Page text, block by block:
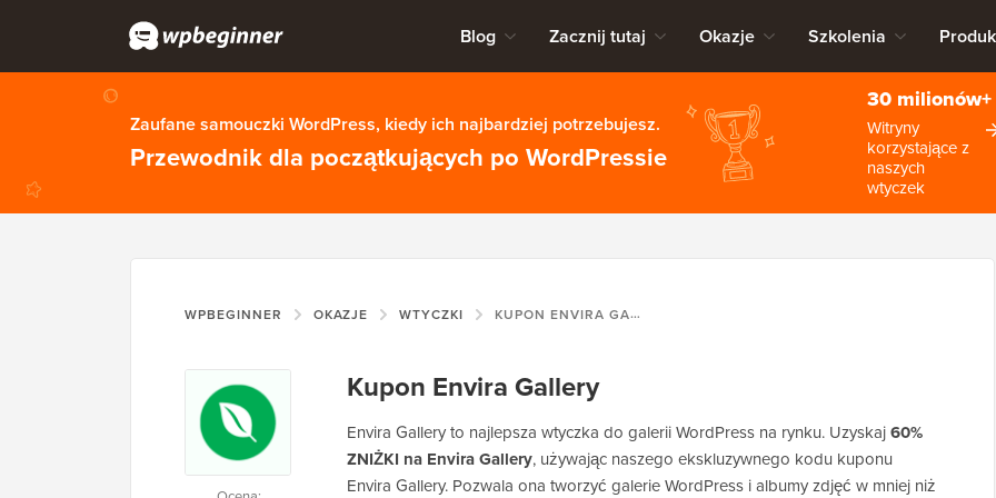
Blog Zacznij tutaj Okazje Szkolenia
Zaufane samouczki WordPress, kiedy ich najbardziej potrzebujesz.
Przewodnik dla początkujących po WordPressie
30 milionów+
Witryny
korzystające z
naszych
wtyczek
WPBEGINNER OKAZJE WTYCZKI KUPON ENVIRA GALLERY
Kupon Envira Gallery
Envira Gallery to najlepsza wtyczka do galerii WordPress na rynku. Uzyskaj60%
ZNIŻKI na Envira Gallery, używając naszego ekskluzywnego kodu kuponu
Envira Gallery. Pozwala ona tworzyć galerie WordPress i albumy zdjęć w mniej niż